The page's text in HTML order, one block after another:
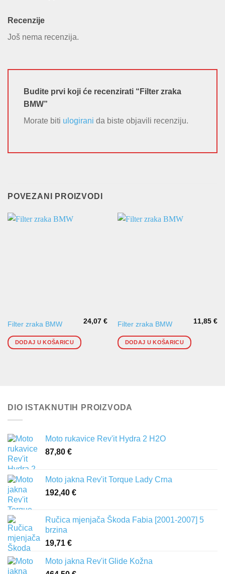
Recenzije
Još nema recenzija.
Budite prvi koji će recenzirati “Filter zraka
BMW”
Morate biti ulogirani da biste objavili recenziju.
POVEZANI PROIZVODI
Filter zraka BMW 24,07€
DODAJ U KOŠARICU
Filter zraka BMW 11,85€
DODAJ U KOŠARICU
DIO ISTAKNUTIH PROIZVODA
Moto rukavice Rev'it Hydra 2 H2O
87,80 €
Moto jakna Rev'it Torque Lady Crna
192,40 €
Ručica mjenjača Škoda Fabia [2001-2007] 5
brzina
19,71 €
Moto jakna Rev'it Glide Kožna